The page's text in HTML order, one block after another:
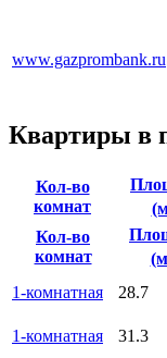
www.gazprombank.ru
Квартиры в
Кол-во
комнат
Кол-во
комнат
(м
1-комнатная
28.7
1-комнатная
31.3